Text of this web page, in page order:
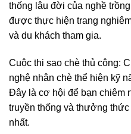
thống lâu đời của nghề
được thực hiện trang
và du khách tham gia.
Cuộc thi sao chè thủ công:
nghệ nhân chè thể hiện kỹ
Đây là cơ hội để bạn chiêm
truyền thống và thưởng
nhất.